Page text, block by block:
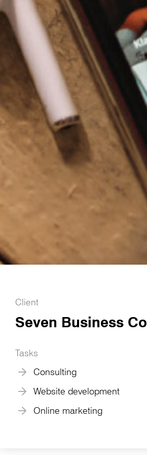
Client
Seven Business
Tasks
Consulting
Website development
Online marketing